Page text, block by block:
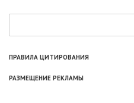
ПРАВИЛА ЦИТИРОВАНИЯ
РАЗМЕЩЕНИЕ РЕКЛАМЫ